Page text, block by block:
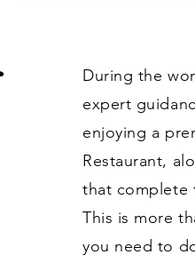
During the
expert
enjoying a
Restaurant,
that complete
This is more
you need to